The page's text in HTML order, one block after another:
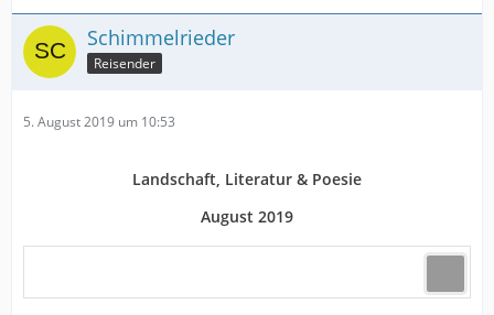
Schimmelrieder
Reisender
5. August 2019 um 10:53
Landschaft, Literatur & Poesie
August 2019